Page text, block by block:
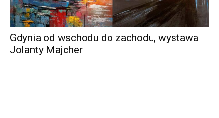
Gdynia od wschodu do zachodu, wystawa
Jolanty Majcher